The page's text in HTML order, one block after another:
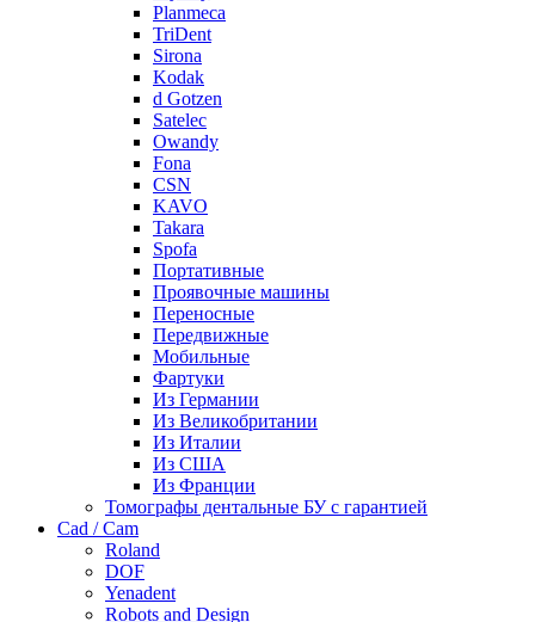
Planmeca
TriDent
Sirona
Kodak
d Gotzen
Satelec
Owandy
Fona
CSN
KAVO
Takara
Spofa
Портативные
Проявочные машины
Переносные
Передвижные
Мобильные
Фартуки
Из Германии
Из Великобритании
Из Италии
Из США
Из Франции
Томографы дентальные БУ с гарантией
Cad / Cam
Roland
DOF
Yenadent
Robots and Design